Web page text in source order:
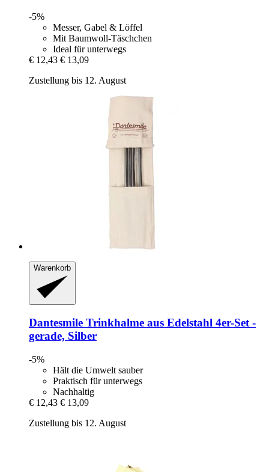
-5%
Messer, Gabel & Löffel
Mit Baumwoll-Täschchen
Ideal für unterwegs
€ 12,43 € 13,09
Zustellung bis 12. August
Warenkorb
Dantesmile Trinkhalme aus Edelstahl 4er-​Set -​
gerade, Silber
-5%
Hält die Umwelt sauber
Praktisch für unterwegs
Nachhaltig
€ 12,43 € 13,09
Zustellung bis 12. August